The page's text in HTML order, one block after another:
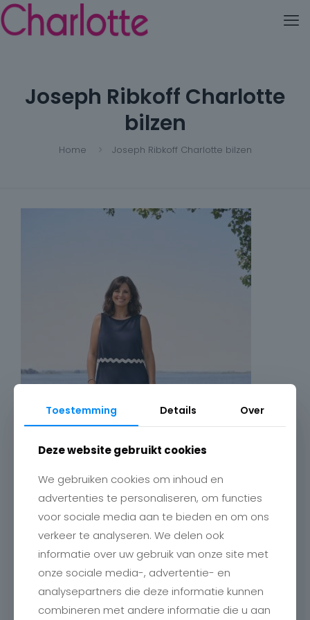
Joseph Ribkoff Charlotte
bilzen
Home Joseph Ribkoff Charlotte bilzen
Toestemming Details Over
Deze website gebruikt cookies
We gebruiken cookies om inhoud en
advertenties te personaliseren, om functies
voor sociale media aan te bieden en om ons
verkeer te analyseren. We delen ook
informatie over uw gebruik van onze site met
onze sociale media-, advertentie- en
analysepartners die deze informatie kunnen
combineren met andere informatie die u aan